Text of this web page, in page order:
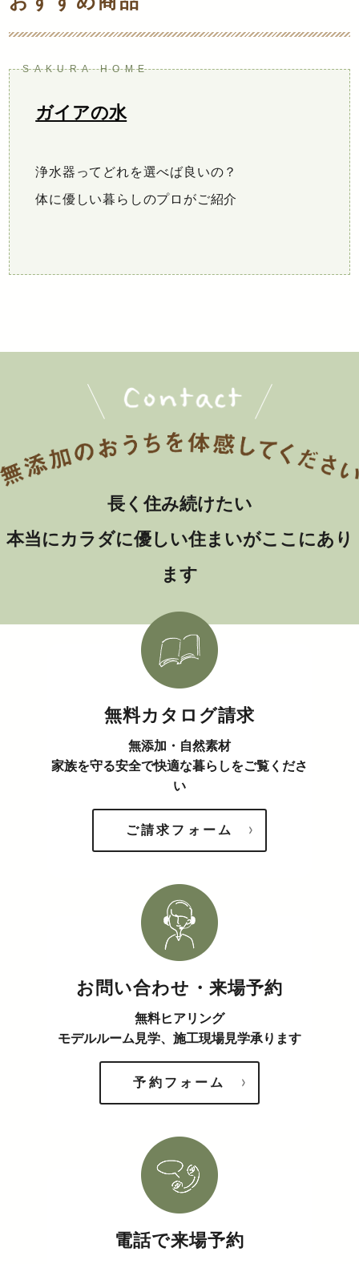
ガイアの水
浄水器ってどれを選べば良いの？
体に優しい暮らしのプロがご紹介
長く住み続けたい
本当にカラダに優しい住まいがここにあり
ます
無料カタログ請求
無添加・自然素材
家族を守る安全で快適な暮らしをご覧くださ
い
ご請求フォーム
お問い合わせ・来場予約
無料ヒアリング
モデルルーム見学、施工現場見学承ります
予約フォーム
電話で来場予約